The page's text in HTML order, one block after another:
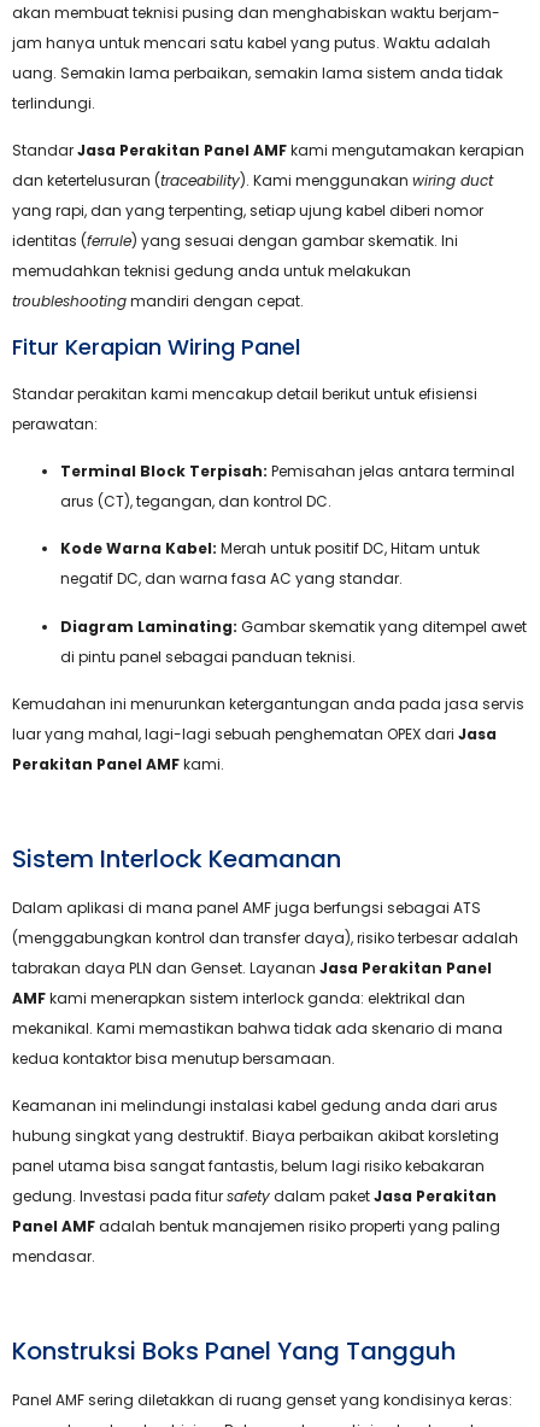
akan membuat teknisi pusing dan menghabiskan waktu berjam-
jam hanya untuk mencari satu kabel yang putus. Waktu adalah
uang. Semakin lama perbaikan, semakin lama sistem anda tidak
terlindungi.
StandarJasa Perakitan Panel AMFkami mengutamakan kerapian
dan ketertelusuran (traceability). Kami menggunakan wiring duct
yang rapi, dan yang terpenting, setiap ujung kabel diberi nomor
identitas (ferrule) yang sesuai dengan gambar skematik. Ini
memudahkan teknisi gedung anda untuk melakukan
troubleshootingmandiri dengan cepat.
Fitur Kerapian Wiring Panel
Standar perakitan kami mencakup detail berikut untuk efisiensi
perawatan:
Terminal Block Terpisah: Pemisahan jelas antara terminal
arus (CT), tegangan, dan kontrol DC.
Kode Warna Kabel: Merah untuk positif DC, Hitam untuk
negatif DC, dan warna fasa AC yang standar.
Diagram Laminating: Gambar skematik yang ditempel awet
di pintu panel sebagai panduan teknisi.
Kemudahan ini menurunkan ketergantungan anda pada jasa servis
luar yang mahal, lagi-lagi sebuah penghematan OPEX dari Jasa
Perakitan Panel AMFkami.
Sistem Interlock Keamanan
Dalam aplikasi di mana panel AMF juga berfungsi sebagai ATS
(menggabungkan kontrol dan transfer daya), risiko terbesar adalah
tabrakan daya PLN dan Genset. Layanan Jasa Perakitan Panel
AMFkami menerapkan sistem interlock ganda: elektrikal dan
mekanikal. Kami memastikan bahwa tidak ada skenario di mana
kedua kontaktor bisa menutup bersamaan.
Keamanan ini melindungi instalasi kabel gedung anda dari arus
hubung singkat yang destruktif. Biaya perbaikan akibat korsleting
panel utama bisa sangat fantastis, belum lagi risiko kebakaran
gedung. Investasi pada fitursafetydalam paketJasa Perakitan
Panel AMFadalah bentuk manajemen risiko properti yang paling
mendasar.
Konstruksi Boks Panel Yang Tangguh
Panel AMF sering diletakkan di ruang genset yang kondisinya keras: